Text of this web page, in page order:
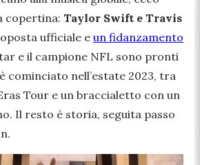
copertina: Taylor Swift e Travis
ufficiale e un fidanzamento
e il campione NFL sono pronti
cominciato nell’estate 2023, tra
Tour e un braccialetto con un
Il resto è storia, seguita passo